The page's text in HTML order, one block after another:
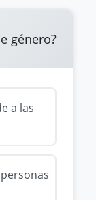
género?
a las